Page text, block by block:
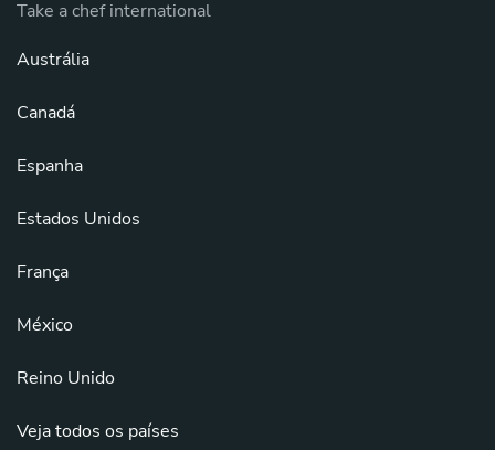
Take a chef international
Austrália
Canadá
Espanha
Estados Unidos
França
México
Reino Unido
Veja todos os países